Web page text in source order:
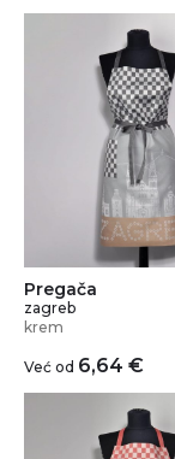
Pregača
zagreb
krem
Već od 6,64 €